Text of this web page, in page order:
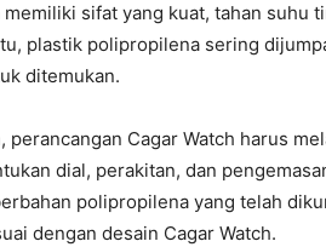
sifat yang kuat, tahan suhu
plastik polipropilena sering
ditemukan.
Cagar Watch harus
dial, perakitan, dan
polipropilena yang telah
dengan desain Cagar Watch.